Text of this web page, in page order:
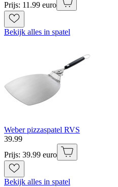
Prijs: 11.99 euro
Bekijk alles in spatel
Weber pizzaspatel RVS
39.99
Prijs: 39.99 euro
Bekijk alles in spatel